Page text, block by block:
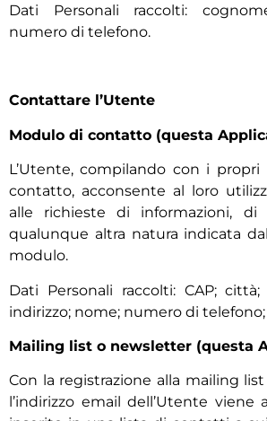
Dati Personali raccolti:
numero di telefono.
Contattare l’Utente
Modulo di contatto (questa
L’Utente, compilando con i
contatto, acconsente al loro
alle richieste di informazioni, di
qualunque altra natura indicata
modulo.
Dati Personali raccolti: CAP;
indirizzo; nome; numero di
Mailing list o newsletter (questa
Con la registrazione alla mailing
l’indirizzo email dell’Utente